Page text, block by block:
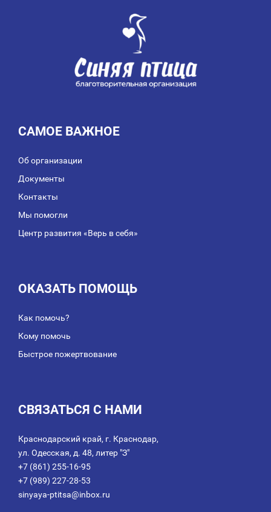
САМОЕ ВАЖНОЕ
Об организации
Документы
Контакты
Мы помогли
Центр развития «Верь в себя»
ОКАЗАТЬ ПОМОЩЬ
Как помочь?
Кому помочь
Быстрое пожертвование
СВЯЗАТЬСЯ С НАМИ
Краснодарский край, г. Краснодар,
ул. Одесская, д. 48, литер "З"
+7 (861) 255-16-95
+7 (989) 227-28-53
sinyaya-ptitsa@inbox.ru